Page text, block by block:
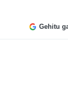
Gehitu